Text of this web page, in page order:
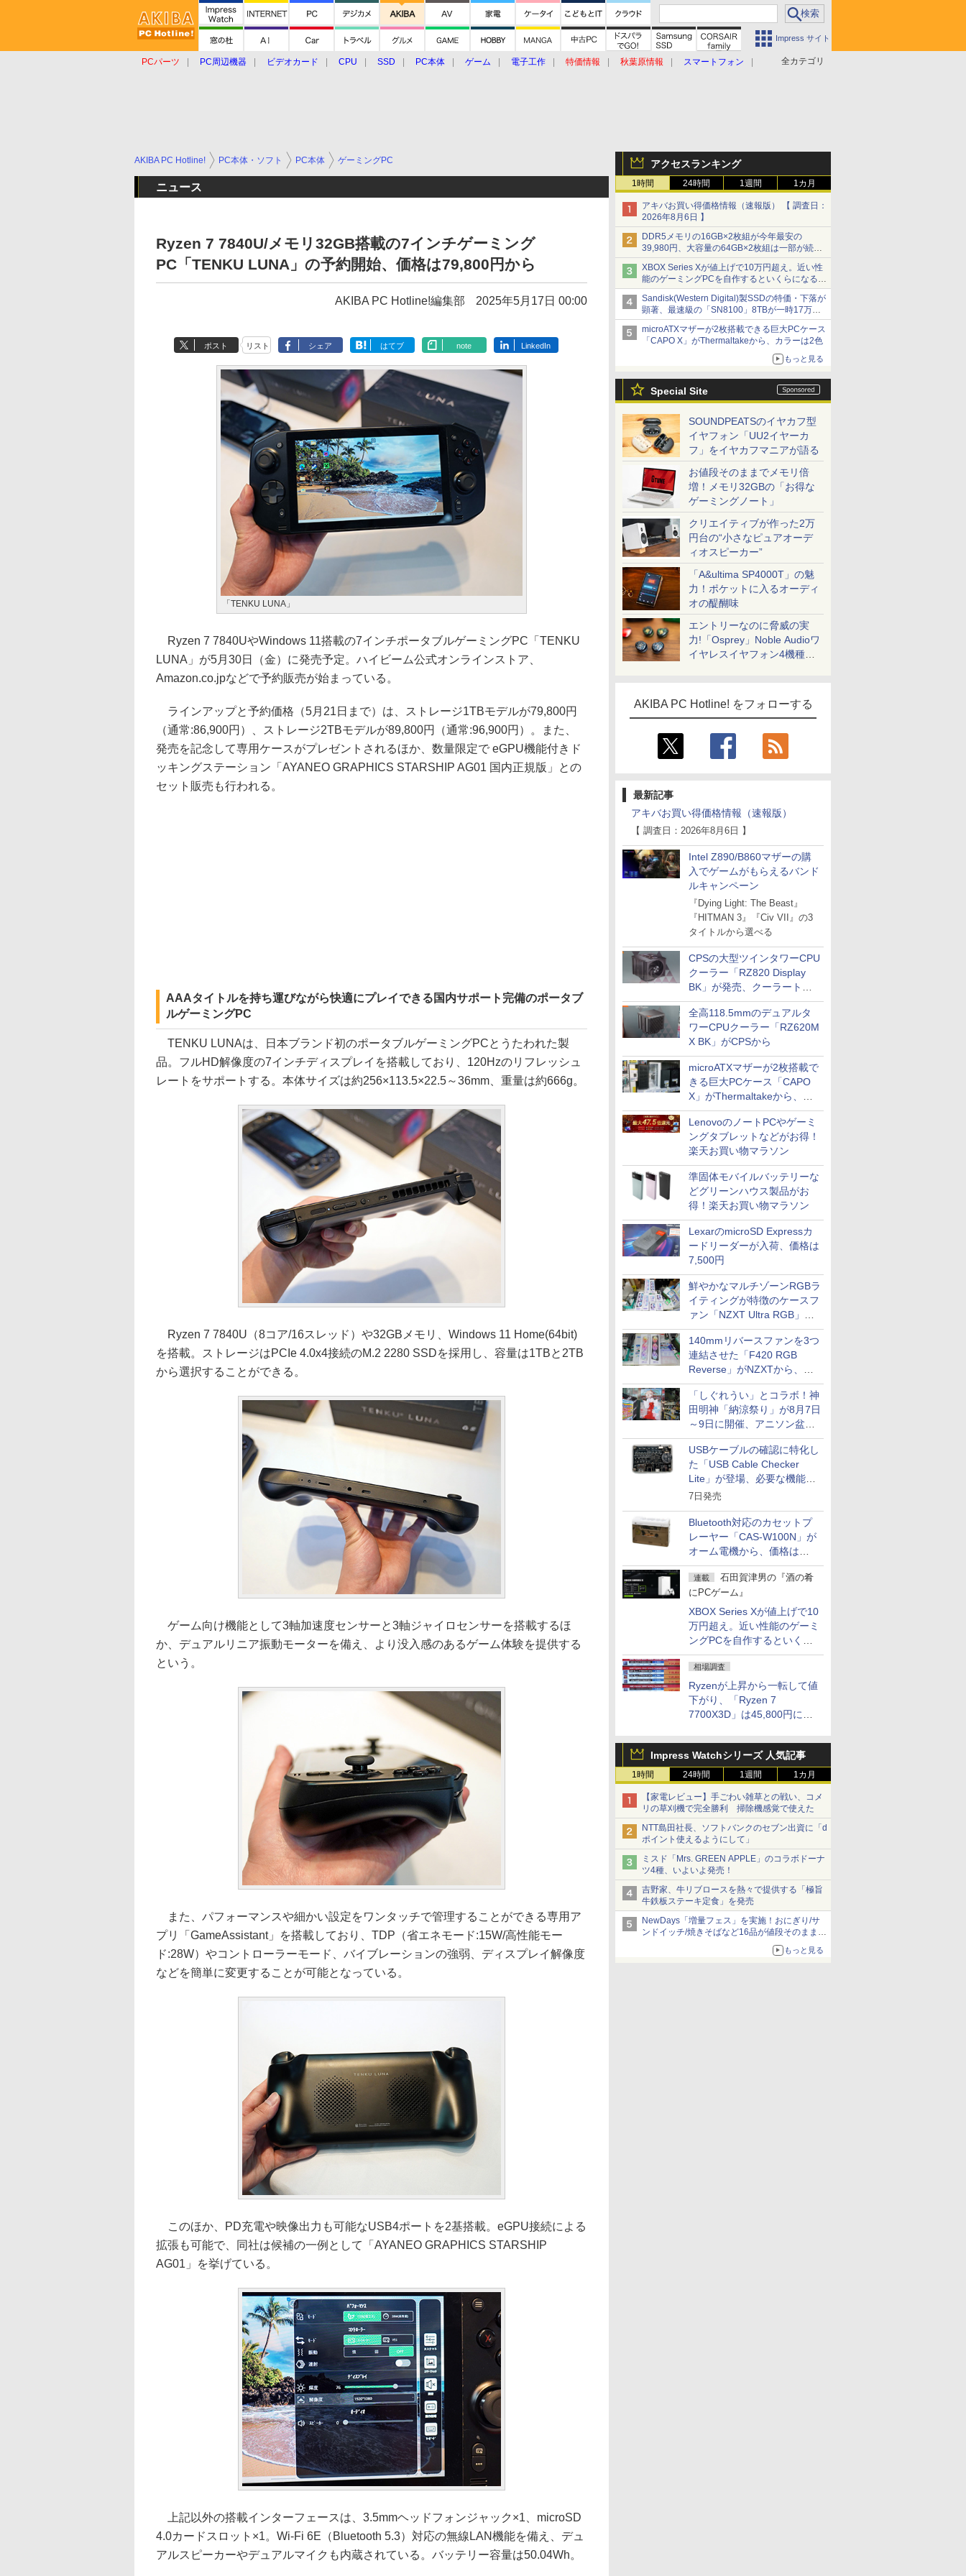
Impress サイト
全カテゴリ
PCパーツ PC周辺機器 ビデオカード CPU SSD PC本体 ゲーム 電子工作 特価情報 秋葉原情報
スマートフォン
アクセスランキング
1時間 24時間 1週間 1カ月
アキバお買い得価格情報（速報版） 【 調査日：
2026年8月6日 】
DDR5メモリの16GB×2枚組が今年最安の
39,980円、大容量の64GB×2枚組は一部が続騰
[8月前半のメモリ価格]
XBOX Series Xが値上げで10万円超え。近い性
能のゲーミングPCを自作するといくらになる？
【石田賀津男の『酒の肴にPCゲーム』】
Sandisk(Western Digital)製SSDの特価・下落が
顕著、最速級の「SN8100」8TBが一時17万円
割れ [8月前半のSSD価格]
microATXマザーが2枚搭載できる巨大PCケース
「CAPO X」がThermaltakeから、カラーは2色
もっと見る
Special Site
SOUNDPEATSのイヤカフ型
イヤフォン「UU2イヤーカ
フ」をイヤカフマニアが語る
お値段そのままでメモリ倍
増！メモリ32GBの「お得な
ゲーミングノート」
クリエイティブが作った2万
円台の“小さなピュアオーデ
ィオスピーカー”
「A&ultima SP4000T」の魅
力！ポケットに入るオーディ
オの醍醐味
エントリーなのに脅威の実
力!「Osprey」Noble Audioワ
イヤレスイヤフォン4機種を
AKIBA PC Hotline! をフォローする
最新記事
アキバお買い得価格情報（速報版）
【 調査日：2026年8月6日 】
Intel Z890/B860マザーの購
入でゲームがもらえるバンド
ルキャンペーン
『Dying Light: The Beast』
『HITMAN 3』『Civ VII』の3
タイトルから選べる
CPSの大型ツインタワーCPU
クーラー「RZ820 Display
BK」が発売、クーラートッ
プに5インチ液晶搭載
全高118.5mmのデュアルタ
ワーCPUクーラー「RZ620M
X BK」がCPSから
microATXマザーが2枚搭載で
きる巨大PCケース「CAPO
X」がThermaltakeから、カ
ラーは2色
LenovoのノートPCやゲーミ
ングタブレットなどがお得！
楽天お買い物マラソン
準固体モバイルバッテリーな
どグリーンハウス製品がお
得！楽天お買い物マラソン
LexarのmicroSD Expressカ
ードリーダーが入荷、価格は
7,500円
鮮やかなマルチゾーンRGBラ
イティングが特徴のケースフ
ァン「NZXT Ultra RGB」が
発売、計8製品
140mmリバースファンを3つ
連結させた「F420 RGB
Reverse」がNZXTから、単
一フレーム採用
「しぐれうい」とコラボ！神
田明神「納涼祭り」が8月7日
～9日に開催、アニソン盆踊
りや屋台グルメなどもあり
USBケーブルの確認に特化し
た「USB Cable Checker
Lite」が登場、必要な機能を
凝縮しコンパクトに
7日発売
Bluetooth対応のカセットプ
レーヤー「CAS-W100N」が
オーム電機から、価格は
5,940円
連載
石田賀津男の『酒の肴
にPCゲーム』
XBOX Series Xが値上げで10
万円超え。近い性能のゲーミ
ングPCを自作するといくら
になる？
相場調査
Ryzenが上昇から一転して値
下がり、「Ryzen 7
7700X3D」は45,800円に急
との価格逆転解消 [8月前半の
CPU価格]
Impress Watchシリーズ 人気記事
1時間 24時間 1週間 1カ月
【家電レビュー】手ごわい雑草との戦い、コメ
リの草刈機で完全勝利 掃除機感覚で使えた
NTT島田社長、ソフトバンクのセブン出資に「d
ポイント使えるようにして」
ミスド「Mrs. GREEN APPLE」のコラボドーナ
ツ4種、いよいよ発売！
吉野家、牛リブロースを熱々で提供する「極旨
牛鉄板ステーキ定食」を発売
NewDays「増量フェス」を実施！おにぎり/サ
ンドイッチ/焼きそばなど16品が値段そのままで
もっと見る
AKIBA PC Hotline! PC本体・ソフト PC本体 ゲーミングPC
ニュース
Ryzen 7 7840U/メモリ32GB搭載の7インチゲーミング
PC「TENKU LUNA」の予約開始、価格は79,800円から
AKIBA PC Hotline!編集部 2025年5月17日 00:00
ポスト リスト シェア はてブ note LinkedIn
「TENKU LUNA」
Ryzen 7 7840UやWindows 11搭載の7インチポータブルゲーミングPC「TENKU
LUNA」が5月30日（金）に発売予定。ハイビーム公式オンラインストア、
Amazon.co.jpなどで予約販売が始まっている。
ラインアップと予約価格（5月21日まで）は、ストレージ1TBモデルが79,800円
（通常:86,900円）、ストレージ2TBモデルが89,800円（通常:96,900円）。また、
発売を記念して専用ケースがプレゼントされるほか、数量限定で eGPU機能付きド
ッキングステーション「AYANEO GRAPHICS STARSHIP AG01 国内正規版」との
セット販売も行われる。
AAAタイトルを持ち運びながら快適にプレイできる国内サポート完備のポータブ
ルゲーミングPC
TENKU LUNAは、日本ブランド初のポータブルゲーミングPCとうたわれた製
品。フルHD解像度の7インチディスプレイを搭載しており、120Hzのリフレッシュ
レートをサポートする。本体サイズは約256×113.5×22.5～36mm、重量は約666g。
Ryzen 7 7840U（8コア/16スレッド）や32GBメモリ、Windows 11 Home(64bit)
を搭載。ストレージはPCIe 4.0x4接続のM.2 2280 SSDを採用し、容量は1TBと2TB
から選択することができる。
ゲーム向け機能として3軸加速度センサーと3軸ジャイロセンサーを搭載するほ
か、デュアルリニア振動モーターを備え、より没入感のあるゲーム体験を提供する
という。
また、パフォーマンスや細かい設定をワンタッチで管理することができる専用ア
プリ「GameAssistant」を搭載しており、TDP（省エネモード:15W/高性能モー
ド:28W）やコントローラーモード、バイブレーションの強弱、ディスプレイ解像度
などを簡単に変更することが可能となっている。
このほか、PD充電や映像出力も可能なUSB4ポートを2基搭載。eGPU接続による
拡張も可能で、同社は候補の一例として「AYANEO GRAPHICS STARSHIP
AG01」を挙げている。
上記以外の搭載インターフェースは、3.5mmヘッドフォンジャック×1、microSD
4.0カードスロット×1。Wi-Fi 6E（Bluetooth 5.3）対応の無線LAN機能を備え、デュ
アルスピーカーやデュアルマイクも内蔵されている。バッテリー容量は50.04Wh。